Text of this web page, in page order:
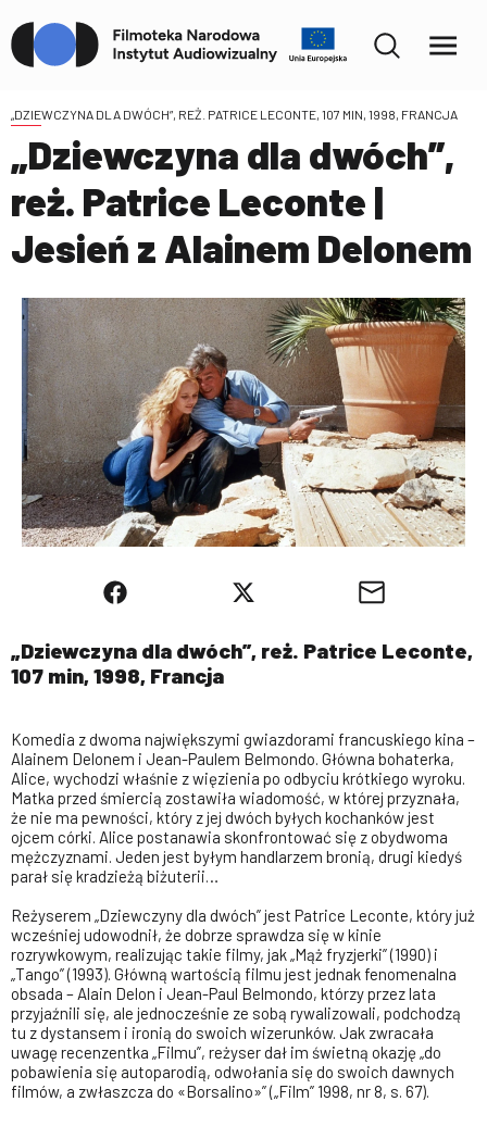
„DZIEWCZYNA DLA DWÓCH”, REŻ. PATRICE LECONTE, 107 MIN, 1998, FRANCJA
„Dziewczyna dla dwóch”,
reż. Patrice Leconte |
Jesień z Alainem Delonem
„Dziewczyna dla dwóch”, reż. Patrice Leconte,
107 min, 1998, Francja
Komedia z dwoma największymi gwiazdorami francuskiego kina –
Alainem Delonem i Jean-Paulem Belmondo. Główna bohaterka,
Alice, wychodzi właśnie z więzienia po odbyciu krótkiego wyroku.
Matka przed śmiercią zostawiła wiadomość, w której przyznała,
że nie ma pewności, który z jej dwóch byłych kochanków jest
ojcem córki. Alice postanawia skonfrontować się z obydwoma
mężczyznami. Jeden jest byłym handlarzem bronią, drugi kiedyś
parał się kradzieżą biżuterii…
Reżyserem „Dziewczyny dla dwóch” jest Patrice Leconte, który już
wcześniej udowodnił, że dobrze sprawdza się w kinie
rozrywkowym, realizując takie filmy, jak „Mąż fryzjerki” (1990) i
„Tango” (1993). Główną wartością filmu jest jednak fenomenalna
obsada – Alain Delon i Jean-Paul Belmondo, którzy przez lata
przyjaźnili się, ale jednocześnie ze sobą rywalizowali, podchodzą
tu z dystansem i ironią do swoich wizerunków. Jak zwracała
uwagę recenzentka „Filmu”, reżyser dał im świetną okazję „do
pobawienia się autoparodią, odwołania się do swoich dawnych
filmów, a zwłaszcza do «Borsalino»” („Film” 1998, nr 8, s. 67).